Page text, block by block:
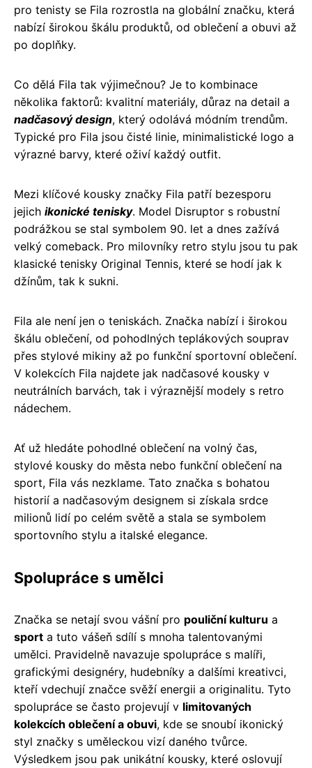
pro tenisty se Fila rozrostla na globální značku, která
nabízí širokou škálu produktů, od oblečení a obuvi až
po doplňky.
Co dělá Fila tak výjimečnou? Je to kombinace
několika faktorů: kvalitní materiály, důraz na detail a
nadčasový design, který odolává módním trendům.
Typické pro Fila jsou čisté linie, minimalistické logo a
výrazné barvy, které oživí každý outfit.
Mezi klíčové kousky značky Fila patří bezesporu
jejich ikonické tenisky. Model Disruptor s robustní
podrážkou se stal symbolem 90. let a dnes zažívá
velký comeback. Pro milovníky retro stylu jsou tu pak
klasické tenisky Original Tennis, které se hodí jak k
džínům, tak k sukni.
Fila ale není jen o teniskách. Značka nabízí i širokou
škálu oblečení, od pohodlných teplákových souprav
přes stylové mikiny až po funkční sportovní oblečení.
V kolekcích Fila najdete jak nadčasové kousky v
neutrálních barvách, tak i výraznější modely s retro
nádechem.
Ať už hledáte pohodlné oblečení na volný čas,
stylové kousky do města nebo funkční oblečení na
sport, Fila vás nezklame. Tato značka s bohatou
historií a nadčasovým designem si získala srdce
milionů lidí po celém světě a stala se symbolem
sportovního stylu a italské elegance.
Spolupráce s umělci
Značka se netají svou vášní pro pouliční kulturu a
sport a tuto vášeň sdílí s mnoha talentovanými
umělci. Pravidelně navazuje spolupráce s malíři,
grafickými designéry, hudebníky a dalšími kreativci,
kteří vdechují značce svěží energii a originalitu. Tyto
spolupráce se často projevují v limitovaných
kolekcích oblečení a obuvi, kde se snoubí ikonický
styl značky s uměleckou vizí daného tvůrce.
Výsledkem jsou pak unikátní kousky, které oslovují